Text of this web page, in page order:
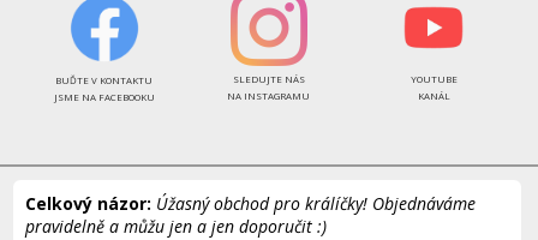
BUĎTE V KONTAKTU
JSME NA FACEBOOKU
SLEDUJTE NÁS
NA INSTAGRAMU
YOUTUBE
KANÁL
Celkový názor: Úžasný obchod pro králíčky! Objednáváme
pravidelně a můžu jen a jen doporučit :)